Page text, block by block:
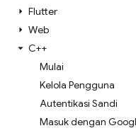
Flutter
Web
C++
Mulai
Kelola Pengguna
Autentikasi Sandi
Masuk dengan